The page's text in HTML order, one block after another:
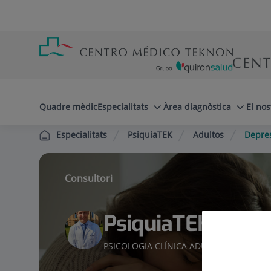
cabecera
Quadre mèdicEspecialitats Àrea diagnòstica El
Especialitats PsiquiaTEK Adultos
Consultori
PsiquiaTEK
PSICOLOGIA CLÍNICA ADULTS